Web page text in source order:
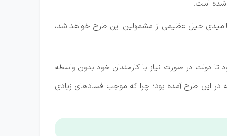
شده است.
خیل عظیمی از مشمولین این طرح خواهد شد،
دولت در صورت نیاز با کارمندان خود بدون واسطه
این طرح آمده بود؛ چرا که موجب فسادهای زیادی